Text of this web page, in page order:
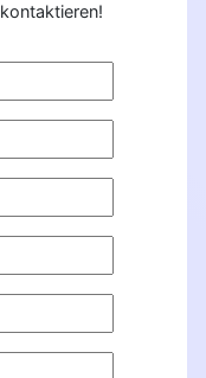
kontaktieren!